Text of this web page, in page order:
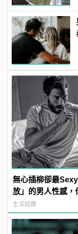
無心插柳卻最
放」的男人性感，
manfashion這樣變
生活話題